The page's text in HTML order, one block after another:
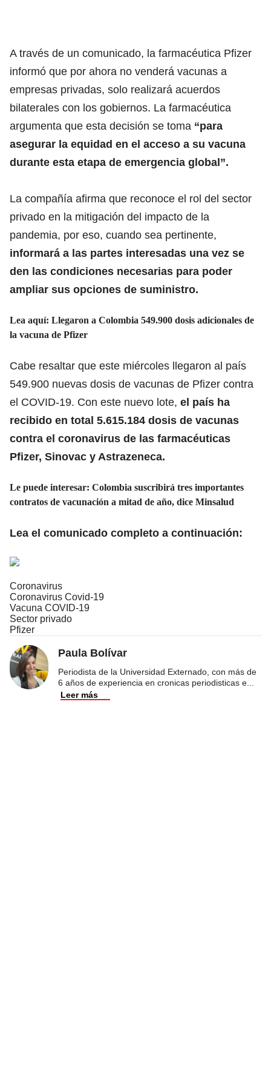
A través de un comunicado, la farmacéutica Pfizer
informó que por ahora no venderá vacunas a
empresas privadas, solo realizará acuerdos
bilaterales con los gobiernos. La farmacéutica
argumenta que esta decisión se toma “para
asegurar la equidad en el acceso a su vacuna
durante esta etapa de emergencia global”.
La compañía afirma que reconoce el rol del sector
privado en la mitigación del impacto de la
pandemia, por eso, cuando sea pertinente,
informará a las partes interesadas una vez se
den las condiciones necesarias para poder
ampliar sus opciones de suministro.
Lea aquí: Llegaron a Colombia 549.900 dosis adicionales de
la vacuna de Pfizer
Cabe resaltar que este miércoles llegaron al país
549.900 nuevas dosis de vacunas de Pfizer contra
el COVID-19. Con este nuevo lote, el país ha
recibido en total 5.615.184 dosis de vacunas
contra el coronavirus de las farmacéuticas
Pfizer, Sinovac y Astrazeneca.
Le puede interesar: Colombia suscribirá tres importantes
contratos de vacunación a mitad de año, dice Minsalud
Lea el comunicado completo a continuación:
Coronavirus
Coronavirus Covid-19
Vacuna COVID-19
Sector privado
Pfizer
Paula Bolívar
Periodista de la Universidad Externado, con más de
6 años de experiencia en cronicas periodisticas e
Leer más